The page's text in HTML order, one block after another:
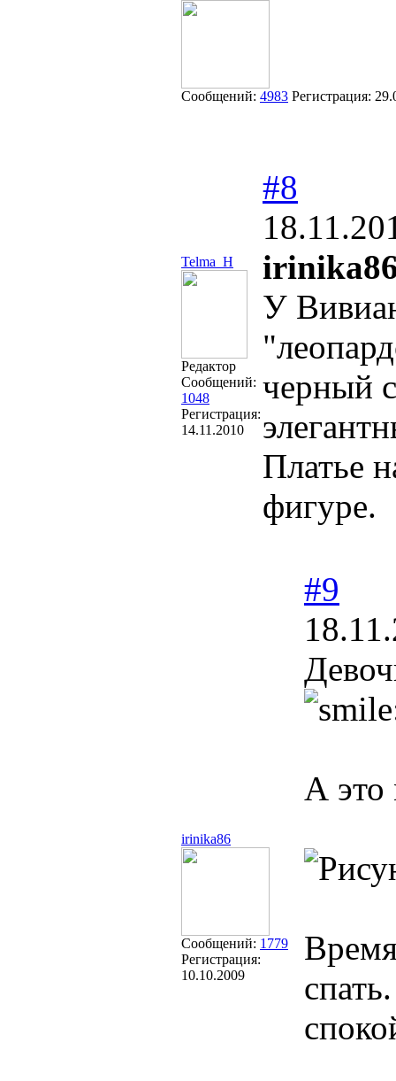
Сообщений: 4983 Регистрация:
Telma_H
Редактор
Сообщений:
1048
Регистрация:
14.11.2010
#8
У
черный
Платье
фигуре.
irinika86
Сообщений: 1779
Регистрация:
10.10.2009
#9
А